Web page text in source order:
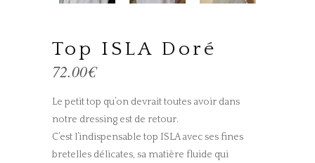
Top ISLA Doré
72.00€
Le petit top qu’on devrait toutes avoir dans
notre dressing est de retour.
C’est l’indispensable top ISLA avec ses fines
bretelles délicates, sa matière fluide qui